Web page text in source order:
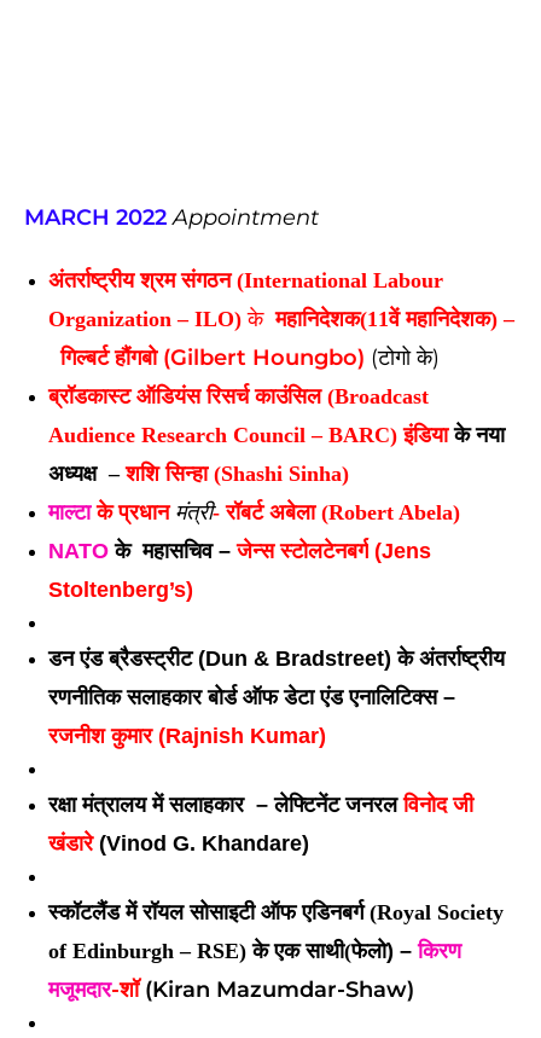
MARCH 2022Appointment
अंतर्राष्ट्रीय श्रम संगठन (International Labour
Organization – ILO) केमहानिदेशक(11वें महानिदेशक) –
गिल्बर्ट हौंगबो (Gilbert Houngbo) (टोगो के)
ब्रॉडकास्ट ऑडियंस रिसर्च काउंसिल (Broadcast
Audience Research Council – BARC) इंडियाकेनया
अध्यक्ष –शशि सिन्हा (Shashi Sinha)
माल्टाके प्रधान मंत्री-रॉबर्ट अबेला (Robert Abela)
NATO के  महासचिव – जेन्स स्टोलटेनबर्ग (Jens
Stoltenberg’s)
डन एंड ब्रैडस्ट्रीट (Dun & Bradstreet) के अंतर्राष्ट्रीय
रणनीतिक सलाहकार बोर्ड
रजनीश कुमार (Rajnish Kumar)
रक्षा मंत्रालय में सलाहकार
  –
लेफ्टिनेंट जनरल विनोद जी
खंडारे (Vinod G. Khandare)
स्कॉटलैंड मेंरॉयल सोसाइटी ऑफ एडिनबर्ग(Royal Society
of Edinburgh – RSE) के एकसाथी(फेलो) – किरण
मजूमदार-शॉ(Kiran Mazumdar-Shaw)